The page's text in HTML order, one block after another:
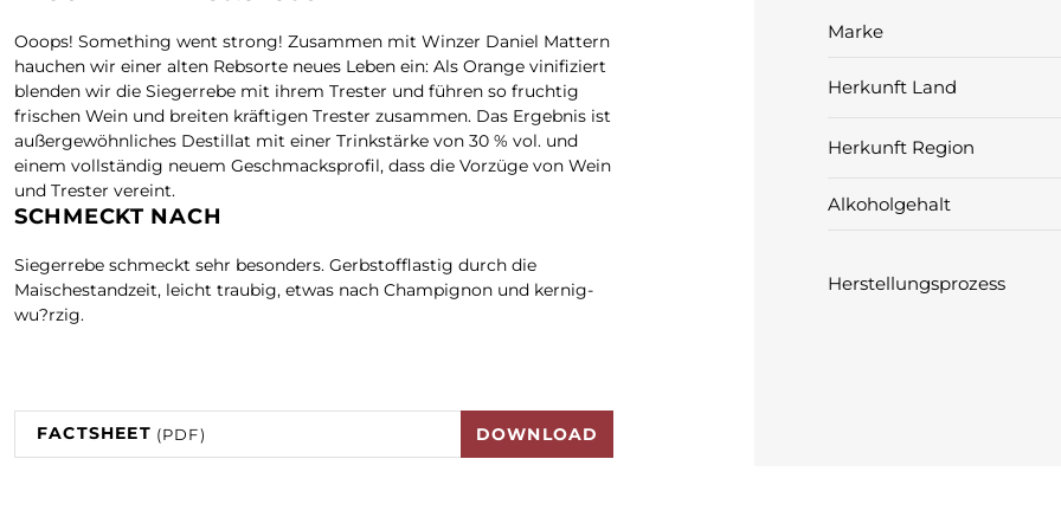
Ooops! Something went strong! Zusammen mit Winzer Daniel Mattern
hauchen wir einer alten Rebsorte neues Leben ein: Als Orange vinifiziert
blenden wir die Siegerrebe mit ihrem Trester und führen so fruchtig
frischen Wein und breiten kräftigen Trester zusammen. Das Ergebnis ist
außergewöhnliches Destillat mit einer Trinkstärke von 30 % vol. und
einem vollständig neuem Geschmacksprofil, dass die Vorzüge von Wein
und Trester vereint.
SCHMECKT NACH
Siegerrebe schmeckt sehr besonders. Gerbstofflastig durch die
Maischestandzeit, leicht traubig, etwas nach Champignon und kernig-
wu?rzig.
FACTSHEET (PDF) DOWNLOAD
Marke
Herkunft Land
Herkunft Region
Alkoholgehalt
Herstellungsprozess